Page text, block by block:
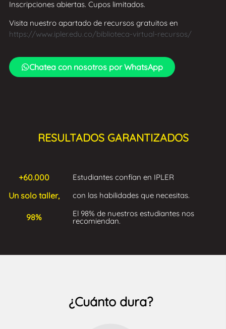
Inscripciones abiertas. Cupos limitados.
Visita nuestro apartado de recursos gratuitos en
https://www.ipler.edu.co/biblioteca-virtual-recursos/
Chatea con nosotros por WhatsApp
RESULTADOS GARANTIZADOS
+60.000 Estudiantes confían en IPLER
Un solo taller, con las habilidades que necesitas.
98% El 98% de nuestros estudiantes nos
recomiendan.
¿Cuánto dura?